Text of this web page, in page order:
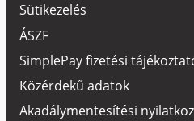
Sütikezelés
ÁSZF
SimplePay fizetési
Közérdekű adatok
Akadálymentesítési